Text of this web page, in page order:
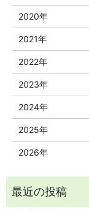
2020年
2021年
2022年
2023年
2024年
2025年
2026年